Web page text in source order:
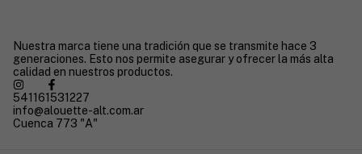
Nuestra marca tiene una tradición que se transmite hace 3
generaciones. Esto nos permite asegurar y ofrecer la más alta
calidad en nuestros productos.
541161531227
info@alouette-alt.com.ar
Cuenca 773 "A"